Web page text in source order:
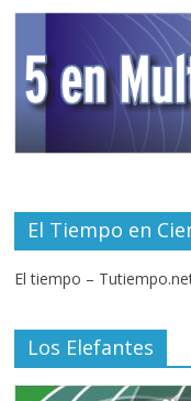
El Tiempo en
El tiempo –
Los Elefantes